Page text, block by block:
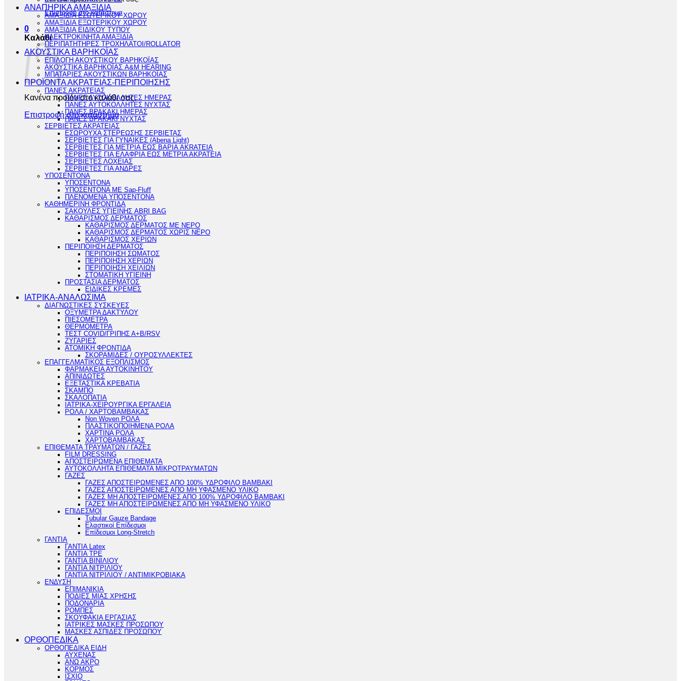
Επιστροφή στο κατάστημα
0
Καλάθι
Κανένα προϊόν στο καλάθι σας.
Επιστροφή στο κατάστημα
ΑΝΑΠΗΡΙΚΑ ΑΜΑΞΙΔΙΑ
ΑΜΑΞΙΔΙΑ ΕΣΩΤΕΡΙΚΟΥ ΧΩΡΟΥ
ΑΜΑΞΙΔΙΑ ΕΞΩΤΕΡΙΚΟΥ ΧΩΡΟΥ
ΑΜΑΞΙΔΙΑ ΕΙΔΙΚΟΥ ΤΥΠΟΥ
ΗΛΕΚΤΡΟΚΙΝΗΤΑ ΑΜΑΞΙΔΙΑ
ΠΕΡΙΠΑΤΗΤΗΡΕΣ ΤΡΟΧΗΛΑΤΟΙ/ROLLATOR
ΑΚΟΥΣΤΙΚΑ ΒΑΡΗΚΟΪΑΣ
ΕΠΙΛΟΓΗ ΑΚΟΥΣΤΙΚΟΥ ΒΑΡΗΚΟΪΑΣ
ΑΚΟΥΣΤΙΚΑ ΒΑΡΗΚΟΪΑΣ A&M HEARING
ΜΠΑΤΑΡΙΕΣ ΑΚΟΥΣΤΙΚΩΝ ΒΑΡΗΚΟΪΑΣ
ΠΡΟΪΟΝΤΑ ΑΚΡΑΤΕΙΑΣ-ΠΕΡΙΠΟΙΗΣΗΣ
ΠΑΝΕΣ ΑΚΡΑΤΕΙΑΣ
ΠΑΝΕΣ ΑΥΤΟΚΟΛΛΗΤΕΣ ΗΜΕΡΑΣ
ΠΑΝΕΣ ΑΥΤΟΚΟΛΛΗΤΕΣ ΝΥΧΤΑΣ
ΠΑΝΕΣ ΒΡΑΚΑΚΙ ΗΜΕΡΑΣ
ΠΑΝΕΣ ΒΡΑΚΑΚΙ ΝΥΧΤΑΣ
ΣΕΡΒΙΕΤΕΣ ΑΚΡΑΤΕΙΑΣ
ΕΣΩΡΟΥΧΑ ΣΤΕΡΕΩΣΗΣ ΣΕΡΒΙΕΤΑΣ
ΣΕΡΒΙΕΤΕΣ ΓΙΑ ΓΥΝΑΙΚΕΣ (Abena Light)
ΣΕΡΒΙΕΤΕΣ ΓΙΑ ΜΕΤΡΙΑ ΕΩΣ ΒΑΡΙΑ AKRATEIA
ΣΕΡΒΙΕΤΕΣ ΓΙΑ ΕΛΑΦΡΙΑ ΕΩΣ ΜΕΤΡΙΑ ΑΚΡΑΤΕΙΑ
ΣΕΡΒΙΕΤΕΣ ΛΟΧΕΙΑΣ
ΣΕΡΒΙΕΤΕΣ ΓΙΑ ΑΝΔΡΕΣ
ΥΠΟΣΕΝΤΟΝΑ
ΥΠΟΣΕΝΤΟΝΑ
ΥΠΟΣΕΝΤΟΝΑ ΜΕ Sap-Fluff
ΠΛΕΝΟΜΕΝΑ ΥΠΟΣΕΝΤΟΝΑ
ΚΑΘΗΜΕΡΙΝΗ ΦΡΟΝΤΙΔΑ
ΣΑΚΟΥΛΕΣ ΥΓΙΕΙΝΗΣ ABRI BAG
ΚΑΘΑΡΙΣΜΟΣ ΔΕΡΜΑΤΟΣ
ΚΑΘΑΡΙΣΜΟΣ ΔΕΡΜΑΤΟΣ ΜΕ ΝΕΡΟ
ΚΑΘΑΡΙΣΜΟΣ ΔΕΡΜΑΤΟΣ ΧΩΡΙΣ ΝΕΡΟ
ΚΑΘΑΡΙΣΜΟΣ ΧΕΡΙΩΝ
ΠΕΡΙΠΟΙΗΣΗ ΔΕΡΜΑΤΟΣ
ΠΕΡΙΠΟΙΗΣΗ ΣΩΜΑΤΟΣ
ΠΕΡΙΠΟΙΗΣΗ ΧΕΡΙΩΝ
ΠΕΡΙΠΟΙΗΣΗ ΧΕΙΛΙΩΝ
ΣΤΟΜΑΤΙΚΗ ΥΓΙΕΙΝΗ
ΠΡΟΣΤΑΣΙΑ ΔΕΡΜΑΤΟΣ
ΕΙΔΙΚΕΣ ΚΡΕΜΕΣ
ΙΑΤΡΙΚΑ-ΑΝΑΛΩΣΙΜΑ
ΔΙΑΓΝΩΣΤΙΚΕΣ ΣΥΣΚΕΥΕΣ
ΟΞΥΜΕΤΡΑ ΔΑΚΤΥΛΟΥ
ΠΙΕΣΟΜΕΤΡΑ
ΘΕΡΜΟΜΕΤΡΑ
ΤΕΣΤ COVID/ΓΡΙΠΗΣ Α+Β/RSV
ΖΥΓΑΡΙΕΣ
ΑΤΟΜΙΚΗ ΦΡΟΝΤΙΔΑ
ΣΚΟΡΑΜΙΔΕΣ / ΟΥΡΟΣΥΛΛΕΚΤΕΣ
ΕΠΑΓΓΕΛΜΑΤΙΚΟΣ ΕΞΟΠΛΙΣΜΟΣ
ΦΑΡΜΑΚΕΙΑ ΑΥΤΟΚΙΝΗΤΟΥ
ΑΠΙΝΙΔΩΤΕΣ
ΕΞΕΤΑΣΤΙΚΑ ΚΡΕΒΑΤΙΑ
ΣΚΑΜΠΟ
ΣΚΑΛΟΠΑΤΙΑ
ΙΑΤΡΙΚΑ-ΧΕΙΡΟΥΡΓΙΚΑ ΕΡΓΑΛΕΙΑ
ΡΟΛΑ / ΧΑΡΤΟΒΑΜΒΑΚΑΣ
Non Woven ΡΟΛΑ
ΠΛΑΣΤΙΚΟΠΟΙΗΜΕΝΑ ΡΟΛΑ
ΧΑΡΤΙΝΑ ΡΟΛΑ
ΧΑΡΤΟΒΑΜΒΑΚΑΣ
ΕΠΙΘΕΜΑΤΑ ΤΡΑΥΜΑΤΩΝ / ΓΑΖΕΣ
FILM DRESSING
ΑΠΟΣΤΕΙΡΩΜΕΝΑ ΕΠΙΘΕΜΑΤΑ
ΑΥΤΟΚΟΛΛΗΤΑ ΕΠΙΘΕΜΑΤΑ ΜΙΚΡΟΤΡΑΥΜΑΤΩΝ
ΓΑΖΕΣ
ΓΑΖΕΣ ΑΠΟΣΤΕΙΡΩΜΕΝΕΣ ΑΠΟ 100% ΥΔΡΟΦΙΛΟ ΒΑΜΒΑΚΙ
ΓΑΖΕΣ ΑΠΟΣΤΕΙΡΩΜΕΝΕΣ ΑΠΟ ΜΗ ΥΦΑΣΜΕΝΟ ΥΛΙΚΟ
ΓΑΖΕΣ ΜΗ ΑΠΟΣΤΕΙΡΩΜΕΝΕΣ ΑΠΟ 100% ΥΔΡΟΦΙΛΟ ΒΑΜΒΑΚΙ
ΓΑΖΕΣ ΜΗ ΑΠΟΣΤΕΙΡΩΜΕΝΕΣ ΑΠΟ ΜΗ ΥΦΑΣΜΕΝΟ ΥΛΙΚΟ
ΕΠΙΔΕΣΜΟΙ
Tubular Gauze Bandage
Ελαστικοί Επίδεσμοι
Επίδεσμοι Long-Stretch
ΓΑΝΤΙΑ
ΓΑΝΤΙΑ Latex
ΓΑΝΤΙΑ TPE
ΓΑΝΤΙΑ ΒΙΝΙΛΙΟΥ
ΓΑΝΤΙΑ ΝΙΤΡΙΛΙΟΥ
ΓΑΝΤΙΑ ΝΙΤΡΙΛΙΟΥ / ΑΝΤΙΜΙΚΡΟΒΙΑΚΑ
ΕΝΔΥΣΗ
ΕΠΙΜΑΝΙΚΙΑ
ΠΟΔΙΕΣ ΜΙΑΣ ΧΡΗΣΗΣ
ΠΟΔΟΝΑΡΙΑ
ΡΟΜΠΕΣ
ΣΚΟΥΦΑΚΙΑ ΕΡΓΑΣΙΑΣ
ΙΑΤΡΙΚΕΣ ΜΑΣΚΕΣ ΠΡΟΣΩΠΟΥ
ΜΑΣΚΕΣ ΑΣΠΙΔΕΣ ΠΡΟΣΩΠΟΥ
ΟΡΘΟΠΕΔΙΚΑ
ΟΡΘΟΠΕΔΙΚΑ ΕΙΔΗ
ΑΥΧΕΝΑΣ
ΑΝΩ ΑΚΡΟ
ΚΟΡΜΟΣ
ΙΣΧΙΟ